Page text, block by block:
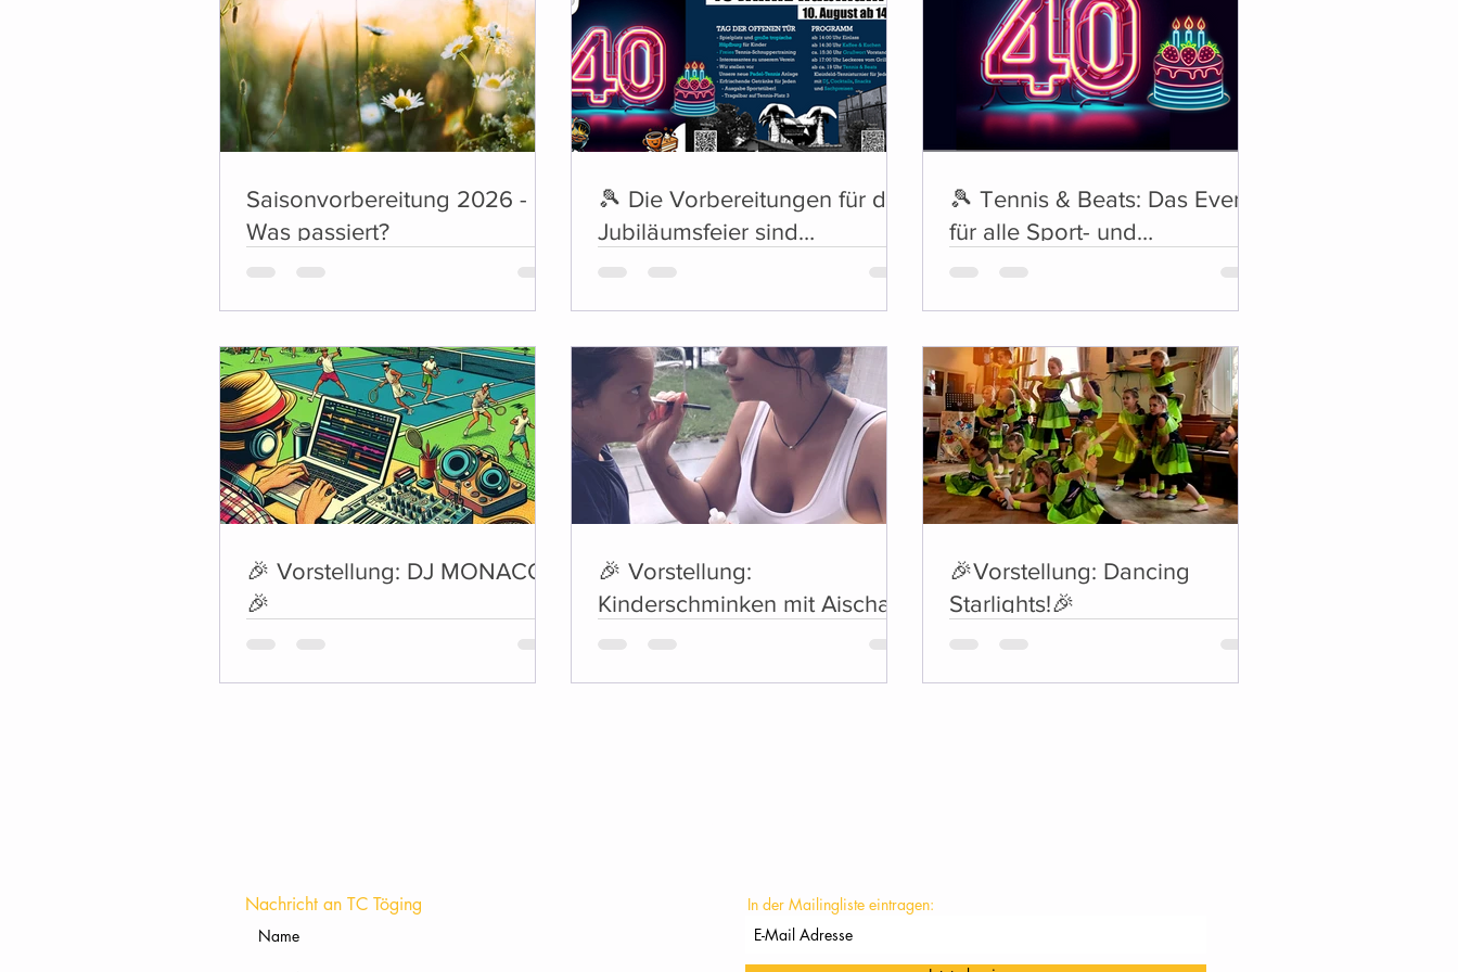
Saisonvorbereitung 2026 -
Was passiert?
🎾 Die Vorbereitungen für die
Jubiläumsfeier sind
🎾 Tennis & Beats: Das Event
für alle Sport- und
🎉 Vorstellung: DJ MONACO!
🎉
🎉 Vorstellung:
Kinderschminken mit Aischa
🎉Vorstellung: Dancing
Starlights!🎉
In der Mailingliste eintragen:
Nachricht an TC Töging